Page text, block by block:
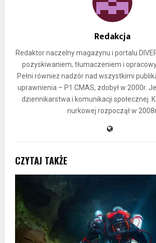
Redakcja
Redaktor naczelny magazynu i portalu
pozyskiwaniem, tłumaczeniem i
Pełni również nadzór nad wszystkimi
uprawnienia – P1 CMAS, zdobył w 2000r.
dziennikarstwa i komunikacji społecznej.
nurkowej rozpoczął w
CZYTAJ TAKŻE